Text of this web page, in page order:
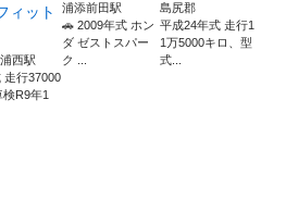
ット
西駅
走行37000
検R9年1
浦添前田駅
🚗 2009年式 ホン
ダ ゼストスパー
ク ...
島尻郡
平成24年式 走行1
1万5000キロ、型
式...